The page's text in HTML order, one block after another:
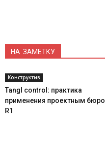
НА ЗАМЕТКУ
Конструктив
Tangl control: практика
применения проектным бюро
R1